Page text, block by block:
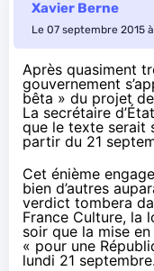
Xavier Berne
Le 07 septembre 2015
Après quasiment
gouvernement
bêta » du projet
La secrétaire
que le texte serait
partir du 21
Cet énième
bien d’autres
verdict tombera
France Culture, la
soir que la mise
« pour une
lundi 21 septembre.